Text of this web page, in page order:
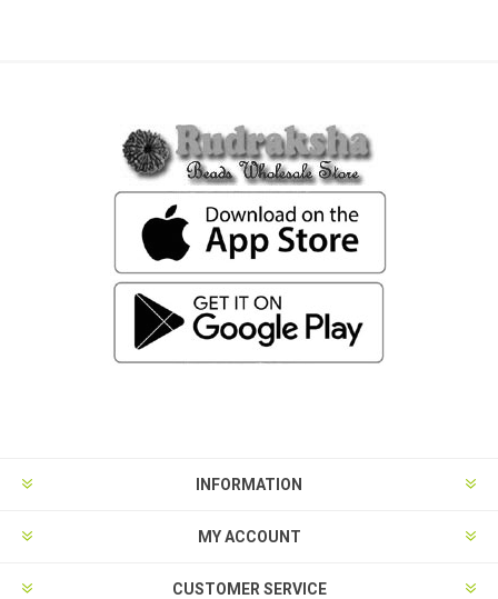
INFORMATION
MY ACCOUNT
CUSTOMER SERVICE